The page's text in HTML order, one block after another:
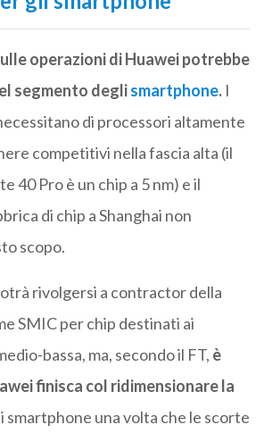
operazioni di Huawei potrebbe
segmento deglismartphone. I
di processori altamente
competitivi nella fascia alta (il
40 Pro è un chip a 5 nm) e il
di chip a Shanghai non
scopo.
rivolgersi a contractor della
SMIC per chip destinati ai
bassa, ma, secondo il FT, è
finisca col ridimensionare la
smartphone una volta che le scorte